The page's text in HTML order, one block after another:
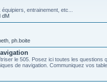
entrainement, etc...
dM
ph.boite
le 505. Posez ici toutes les questions
de navigation. Communiquez vos